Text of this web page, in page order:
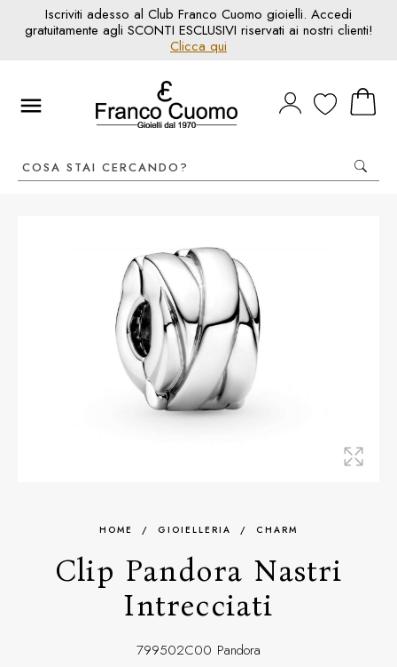
Iscriviti adesso al Club Franco Cuomo gioielli. Accedi
gratuitamente agli SCONTI ESCLUSIVI riservati ai nostri clienti!
Clicca qui
HOME / GIOIELLERIA / CHARM
Clip Pandora Nastri
Intrecciati
799502C00 Pandora